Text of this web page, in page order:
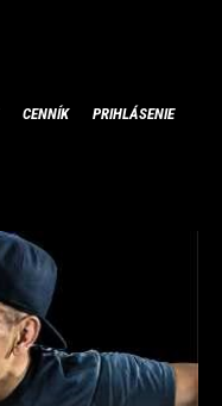
CENNÍK PRIHLÁSENIE